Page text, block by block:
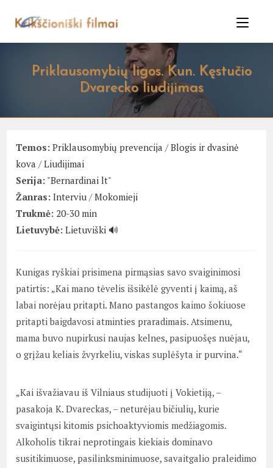
Priklausomybių ligos. Kun. Kęstučio
Dvarecko liudijimas
Temos: Priklausomybių prevencija /Blogis ir dvasinė
kova /Liudijimai
Serija: "Bernardinai lt"
Žanras: Interviu /Mokomieji
Trukmė: 20-30 min
Lietuvybė: Lietuviški 🔊
Kunigas ryškiai prisimena pirmąsias savo svaiginimosi
patirtis: „Kai mano tėvelis išsikėlė gyventi į kaimą, aš
labai norėjau pritapti. Mano pastangos kaimo šokiuose
pritapti baigdavosi atminties praradimais. Atsimenu,
mama buvo nupirkusi naujas kelnes, pasipuošęs nuėjau,
o grįžau keliais žvyrkeliu, viskas suplėšyta ir purvina.“
„Kai išvažiavau iš Vilniaus studijuoti į Vokietiją, –
pasakoja K. Dvareckas, – neturėjau bičiulių, kurie
svaigintųsi kitomis psichoaktyviomis medžiagomis.
Alkoholis tikrai neprotingais kiekiais dominavo
susitikimuose, pasilinksminimuose, savaitgalio praleidimo